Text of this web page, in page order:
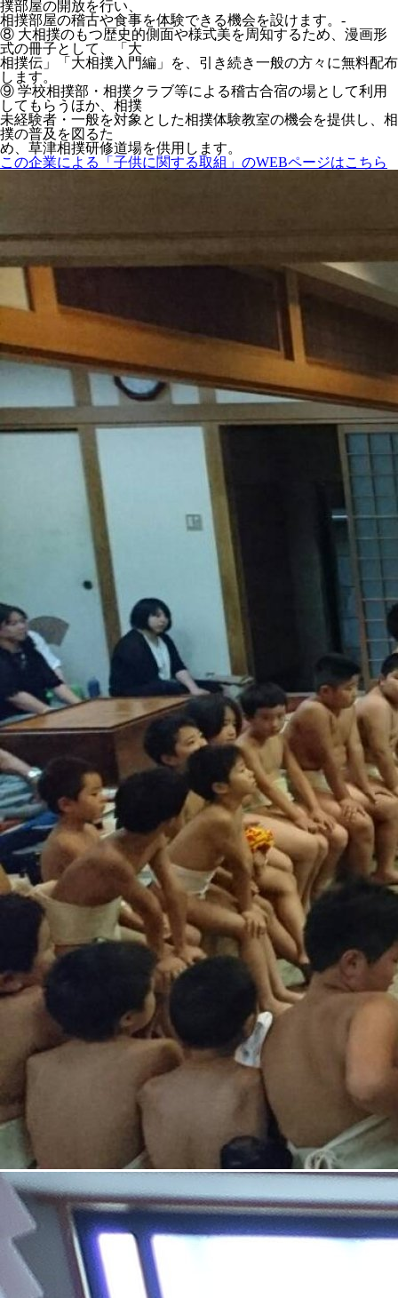
撲部屋の開放を行い、
相撲部屋の稽古や食事を体験できる機会を設けます。-
⑧ 大相撲のもつ歴史的側面や様式美を周知するため、漫画形
式の冊子として、「大
相撲伝」「大相撲入門編」を、引き続き一般の方々に無料配布
します。
⑨ 学校相撲部・相撲クラブ等による稽古合宿の場として利用
してもらうほか、相撲
未経験者・一般を対象とした相撲体験教室の機会を提供し、相
撲の普及を図るた
め、草津相撲研修道場を供用します。
この企業による「子供に関する取組」のWEBページはこちら